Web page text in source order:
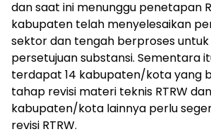
dan saat ini menunggu penetapan
kabupaten telah menyelesaikan
sektor dan tengah berproses
persetujuan substansi. Sementara
terdapat 14 kabupaten/kota yang
tahap revisi materi teknis RTRW
kabupaten/kota lainnya perlu
revisi RTRW.